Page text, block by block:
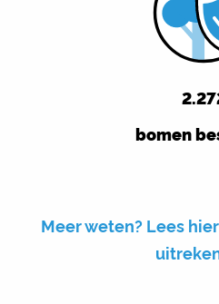
bomen
Meer weten? Lees